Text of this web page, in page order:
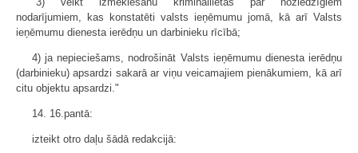
nodarījumiem, kas konstatēti valsts ieņēmumu jomā, kā arī Valsts
ieņēmumu dienesta ierēdņu un darbinieku rīcībā;
4) ja nepieciešams, nodrošināt Valsts ieņēmumu dienesta ierēdņu
(darbi­nieku) apsardzi sakarā ar viņu veicamajiem pienākumiem, kā arī
citu objektu apsardzi."
14. 16.pantā:
izteikt otro daļu šādā redakcijā: